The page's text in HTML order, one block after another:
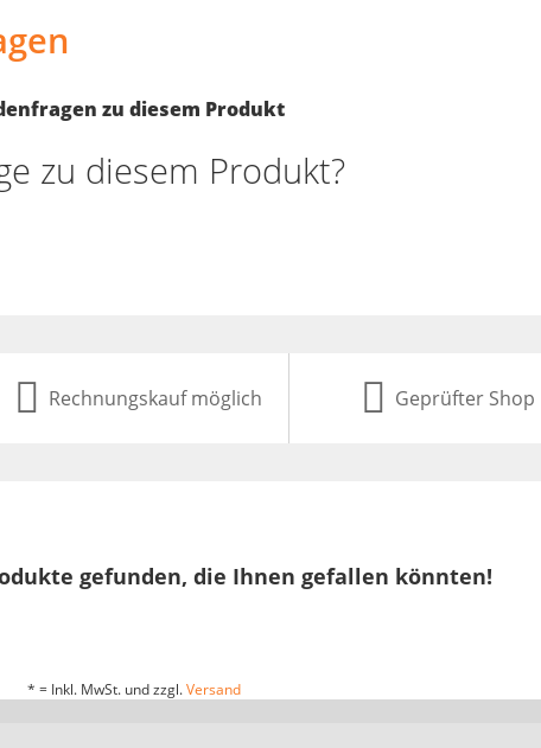
zu diesem Produkt
zu diesem Produkt?
Rechnungskauf möglich Geprüfter Shop
gefunden, die Ihnen gefallen könnten!
* = Inkl. MwSt. und zzgl.Versand